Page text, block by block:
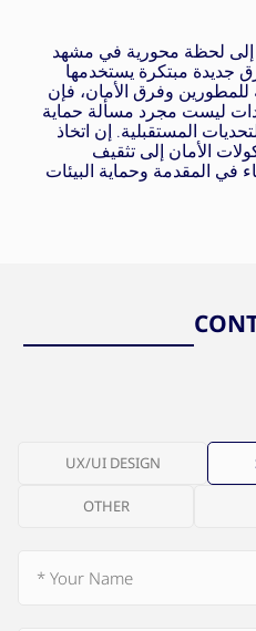
إلى لحظة محورية في مشهد
جديدة مبتكرة يستخدمها
للمطورين وفرق الأمان، فإن
ليست مجرد مسألة حماية
المستقبلية. إن اتخاذ
الأمان إلى تثقيف
في المقدمة وحماية البيئات
UX/UI DESIGN
OTHER